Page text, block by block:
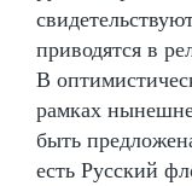
приводятся в
В
рамках
быть
есть Русский